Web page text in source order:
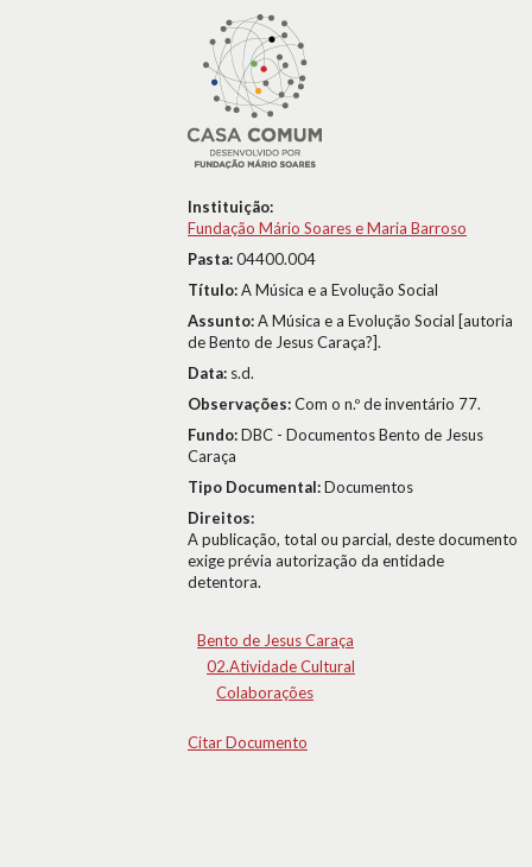
Instituição:
Fundação Mário Soares e Maria Barroso
Pasta:04400.004
Título:A Música e a Evolução Social
Assunto:A Música e a Evolução Social [autoria
de Bento de Jesus Caraça?].
Data: s.d.
Observações:Com o n.º de inventário 77.
Fundo:DBC - Documentos Bento de Jesus
Caraça
Tipo Documental:Documentos
Direitos:
A publicação, total ou parcial, deste documento
exige prévia autorização da entidade
detentora.
Bento de Jesus Caraça
02.Atividade Cultural
Colaborações
Citar Documento